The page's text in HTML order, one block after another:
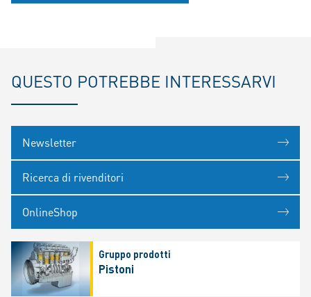
QUESTO POTREBBE INTERESSARVI
Newsletter
Ricerca di rivenditori
OnlineShop
Gruppo prodotti
Pistoni